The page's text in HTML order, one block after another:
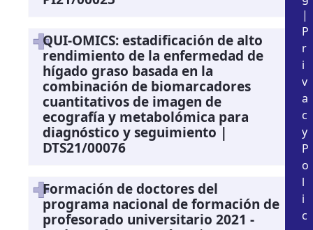
QUI-OMICS: estadificación de alto
rendimiento de la enfermedad de
hígado graso basada en la
combinación de biomarcadores
cuantitativos de imagen de
ecografía y metabolómica para
diagnóstico y seguimiento |
DTS21/00076
Formación de doctores del
programa nacional de formación de
profesorado universitario 2021 -
|
P
r
i
v
a
c
y
P
o
l
i
c